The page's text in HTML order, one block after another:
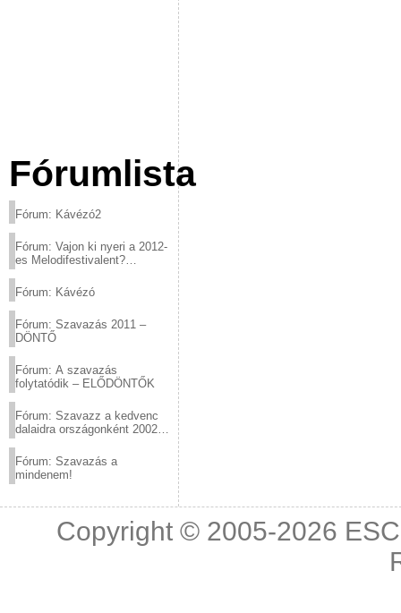
Fórumlista
Fórum: Kávézó2
Fórum: Vajon ki nyeri a 2012-
es Melodifestivalent?
Fórum: Kávézó
Fórum: Szavazás 2011 –
DÖNTŐ
Fórum: A szavazás
folytatódik – ELŐDÖNTŐK
Fórum: Szavazz a kedvenc
dalaidra országonként 2002
Fórum: Szavazás a
mindenem!
Copyright © 2005-2026